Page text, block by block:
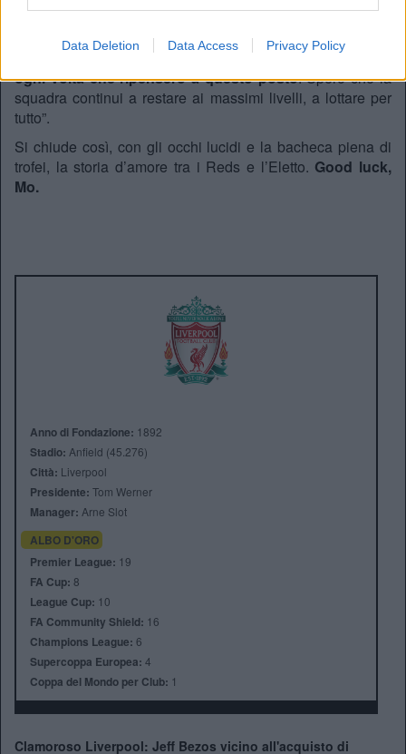
Data Deletion Data Access Privacy Policy
Ora per Salah si apriranno nuove porte, lontano dal
Merseyside, ma il cordone ombelicale con il Liverpool non
si spezzerà mai. “Sarò lontano da qui.
Sarà emozionante
ogni volta che ripenserò a questo posto. Spero che la
squadra continui a restare ai massimi livelli, a lottare per
tutto”.
Si chiude così, con gli occhi lucidi e la bacheca piena di
trofei, la storia d’amore tra i Reds e l’Eletto. Good luck,
Mo.
Anno di Fondazione: 1892
Stadio: Anfield (45.276)
Città: Liverpool
Presidente: Tom Werner
Manager: Arne Slot
ALBO D'ORO
Premier League: 19
FA Cup: 8
League Cup: 10
FA Community Shield: 16
Champions League: 6
Supercoppa Europea: 4
Coppa del Mondo per Club: 1
Clamoroso Liverpool: Jeff Bezos vicino all'acquisto di